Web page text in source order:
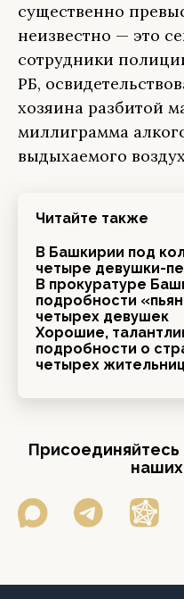
существенно
неизвестно — это
сотрудники
РБ,
хозяина разбитой
миллиграмма
выдыхаемого
Читайте также
В Башкирии под
четыре девушки-
В прокуратуре
подробности
четырех девушек
Хорошие,
подробности о
четырех